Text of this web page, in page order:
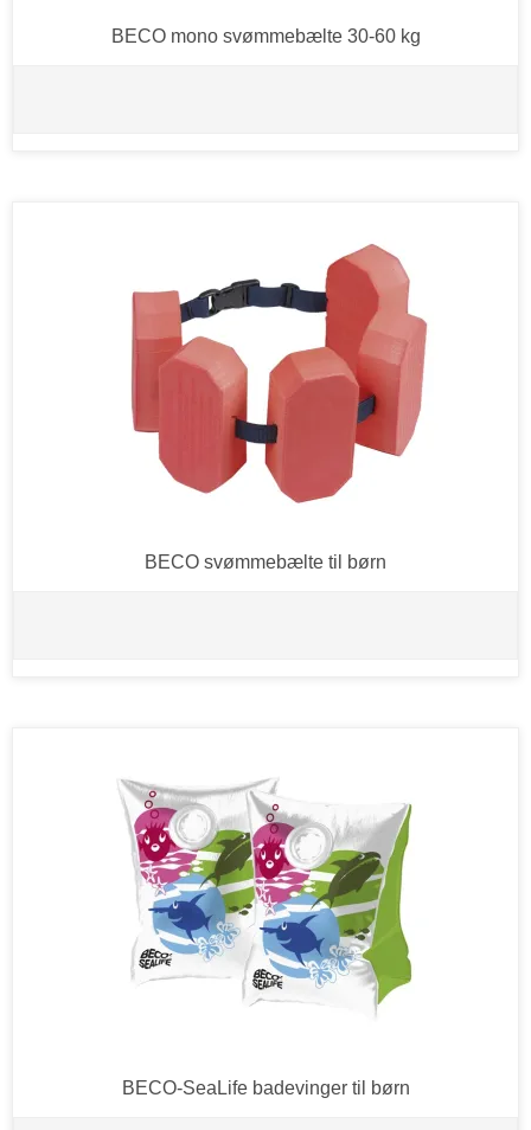
BECO mono svømmebælte 30-60 kg
BECO svømmebælte til børn
BECO-SeaLife badevinger til børn